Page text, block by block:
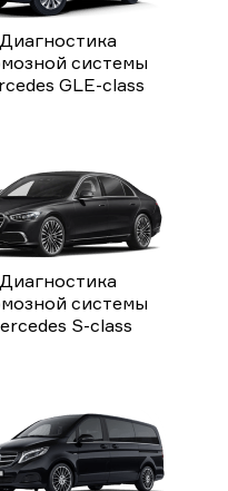
Диагностика
системы
GLE-class
Диагностика
системы
S-class